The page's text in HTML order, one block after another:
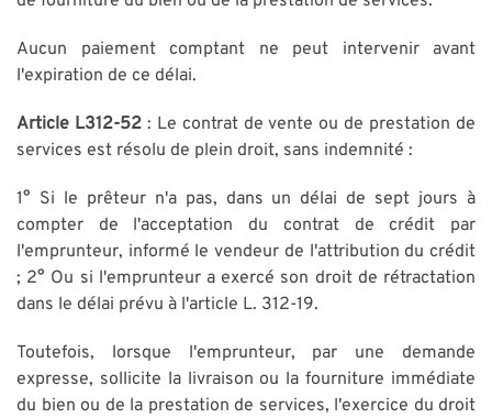
Aucun paiement comptant ne peut intervenir avant
l'expiration de ce délai.
Article L312-52: Le contrat de vente ou de prestation de
services est résolu de plein droit, sans indemnité :
1° Si le prêteur n'a pas, dans un délai de sept jours à
compter de l'acceptation du contrat de crédit par
l'emprunteur, informé le vendeur de l'attribution du crédit
; 2° Ou si l'emprunteur a exercé son droit de rétractation
dans le délai prévu à l'article L. 312-19.
Toutefois, lorsque l'emprunteur, par une demande
expresse, sollicite la livraison ou la fourniture immédiate
du bien ou de la prestation de services, l'exercice du droit